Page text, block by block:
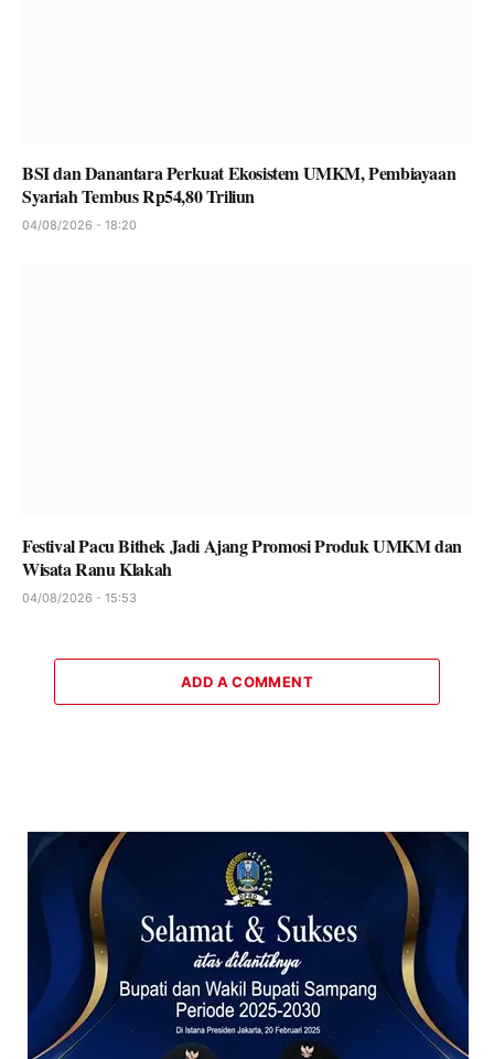
BSI dan Danantara Perkuat Ekosistem UMKM, Pembiayaan
Syariah Tembus Rp54,80 Triliun
04/08/2026 - 18:20
Festival Pacu Bithek Jadi Ajang Promosi Produk UMKM dan
Wisata Ranu Klakah
04/08/2026 - 15:53
ADD A COMMENT